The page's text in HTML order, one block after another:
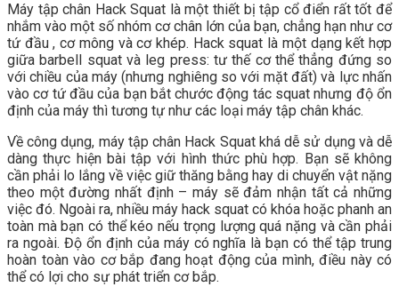
Máy tập chân Hack Squat là một thiết bị tập cổ điển rất tốt để
nhắm vào một số nhóm cơ chân lớn của bạn, chẳng hạn như cơ
tứ đầu , cơ mông và cơ khép. Hack squat là một dạng kết hợp
giữa barbell squat và leg press: tư thế cơ thể thẳng đứng so
với chiều của máy (nhưng nghiêng so với mặt đất) và lực nhấn
vào cơ tứ đầu của bạn bắt chước động tác squat nhưng độ ổn
định của máy thì tương tự như các loại máy tập chân khác.
Về công dụng, máy tập chân Hack Squat khá dễ sử dụng và dễ
dàng thực hiện bài tập với hình thức phù hợp. Bạn sẽ không
cần phải lo lắng về việc giữ thăng bằng hay di chuyển vật nặng
theo một đường nhất định – máy sẽ đảm nhận tất cả những
việc đó. Ngoài ra, nhiều máy hack squat có khóa hoặc phanh an
toàn mà bạn có thể kéo nếu trọng lượng quá nặng và cần phải
ra ngoài. Độ ổn định của máy có nghĩa là bạn có thể tập trung
hoàn toàn vào cơ bắp đang hoạt động của mình, điều này có
thể có lợi cho sự phát triển cơ bắp.